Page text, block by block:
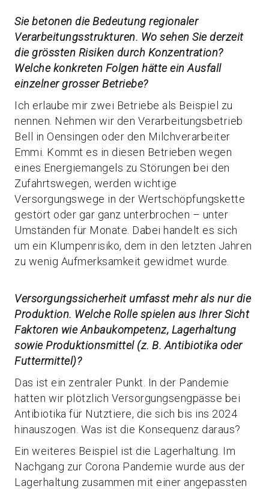
Sie betonen die Bedeutung regionaler
Verarbeitungsstrukturen. Wo sehen Sie derzeit
die grössten Risiken durch Konzentration?
Welche konkreten Folgen hätte ein Ausfall
einzelner grosser Betriebe?
Ich erlaube mir zwei Betriebe als Beispiel zu
nennen. Nehmen wir den Verarbeitungsbetrieb
Bell in Oensingen oder den Milchverarbeiter
Emmi. Kommt es in diesen Betrieben wegen
eines Energiemangels zu Störungen bei den
Zufahrtswegen, werden wichtige
Versorgungswege in der Wertschöpfungskette
gestört oder gar ganz unterbrochen – unter
Umständen für Monate. Dabei handelt es sich
um ein Klumpenrisiko, dem in den letzten Jahren
zu wenig Aufmerksamkeit gewidmet wurde.
Versorgungssicherheit umfasst mehr als nur die
Produktion. Welche Rolle spielen aus Ihrer Sicht
Faktoren wie Anbaukompetenz, Lagerhaltung
sowie Produktionsmittel (z. B. Antibiotika oder
Futtermittel)?
Das ist ein zentraler Punkt. In der Pandemie
hatten wir plötzlich Versorgungsengpässe bei
Antibiotika für Nutztiere, die sich bis ins 2024
hinauszogen. Was ist die Konsequenz daraus?
Ein weiteres Beispiel ist die Lagerhaltung. Im
Nachgang zur Corona Pandemie wurde aus der
Lagerhaltung zusammen mit einer angepassten